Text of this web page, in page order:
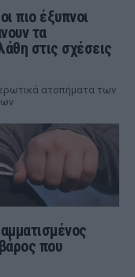
πιο έξυπνοι
τα
στις σχέσεις
ατοπήματα των
που